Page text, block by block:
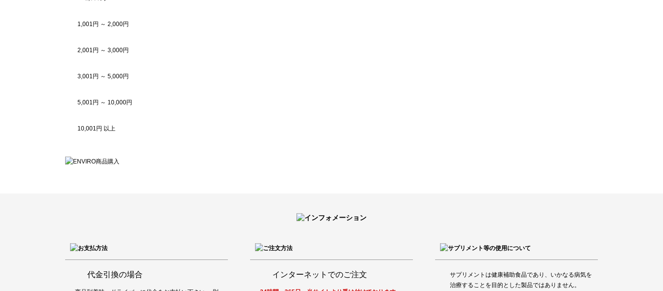
1,001円 ～ 2,000円
2,001円 ～ 3,000円
3,001円 ～ 5,000円
5,001円 ～ 10,000円
10,001円 以上
代金引換の場合 インターネットでのご注文
サプリメントは健康補助食品であり、いかなる病気を
治療することを目的とした製品ではありません。